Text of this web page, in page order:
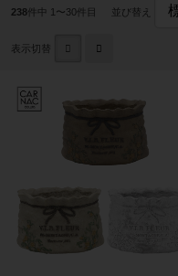
238件中 1〜30件目 並び替え
表示切替